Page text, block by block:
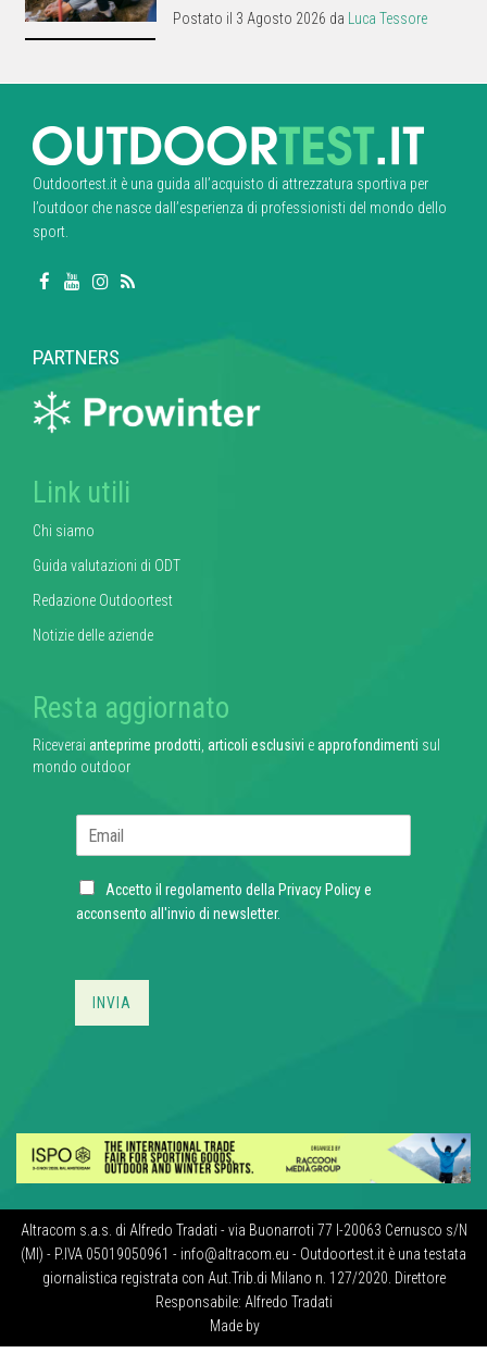
Postato il 3 Agosto 2026 da Luca Tessore
Outdoortest.it è una guida all’acquisto di attrezzatura sportiva per
l’outdoor che nasce dall’esperienza di professionisti del mondo dello
sport.
PARTNERS
Link utili
Chi siamo
Guida valutazioni di ODT
Redazione Outdoortest
Notizie delle aziende
Resta aggiornato
Riceverai anteprime prodotti, articoli esclusivi eapprofondimenti sul
mondo outdoor
l
C
h
Accetto il regolamento della Privacy Policye
acconsento all'invio di newsletter.
INVIA
Altracom s.a.s. di Alfredo Tradati - via Buonarroti 77 I-20063 Cernusco s/N
(MI) - P.IVA 05019050961 - info@altracom.eu - Outdoortest.it è una testata
giornalistica registrata con Aut.Trib.di Milano n. 127/2020. Direttore
Responsabile: Alfredo Tradati
Made by